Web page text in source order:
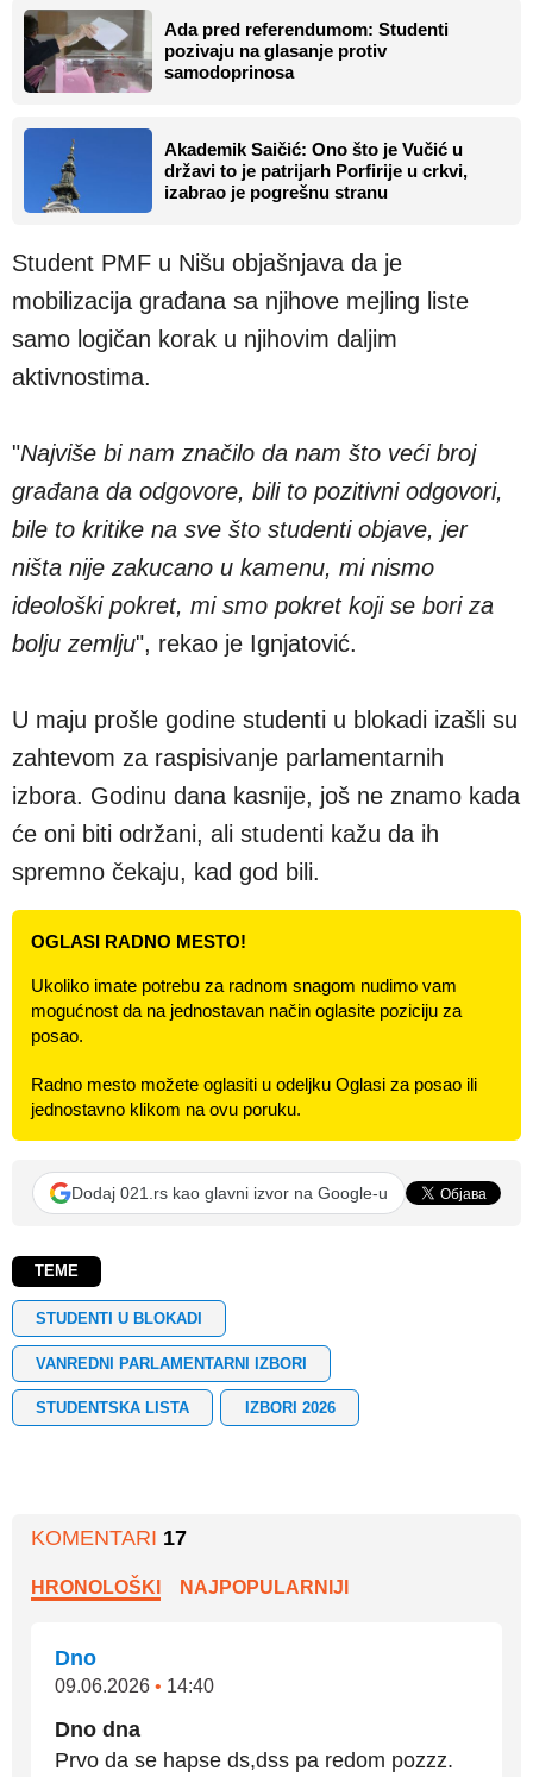
Ada pred referendumom: Studenti
pozivaju na glasanje protiv
samodoprinosa
Akademik Saičić: Ono što je Vučić u
državi to je patrijarh Porfirije u crkvi,
izabrao je pogrešnu stranu
Student PMF u Nišu objašnjava da je
mobilizacija građana sa njihove mejling liste
samo logičan korak u njihovim daljim
aktivnostima.
"Najviše bi nam značilo da nam što veći broj
građana da odgovore, bili to pozitivni odgovori,
bile to kritike na sve što studenti objave, jer
ništa nije zakucano u kamenu, mi nismo
ideološki pokret, mi smo pokret koji se bori za
bolju zemlju", rekao je Ignjatović.
U maju prošle godine studenti u blokadi izašli su
zahtevom za raspisivanje parlamentarnih
izbora. Godinu dana kasnije, još ne znamo kada
će oni biti održani, ali studenti kažu da ih
spremno čekaju, kad god bili.
OGLASI RADNO MESTO!
Ukoliko imate potrebu za radnom snagom nudimo vam
mogućnost da na jednostavan način oglasite poziciju za
posao.
Radno mesto možete oglasiti u odeljku Oglasi za posao ili
jednostavno klikom na ovu poruku.
Dodaj 021.rs kao glavni izvor na Google-u
TEME
STUDENTI U BLOKADI
VANREDNI PARLAMENTARNI IZBORI
STUDENTSKA LISTA IZBORI 2026
KOMENTARI 17
HRONOLOŠKI NAJPOPULARNIJI
Dno
09.06.2026 • 14:40
Dno dna
Prvo da se hapse ds,dss pa redom pozzz.